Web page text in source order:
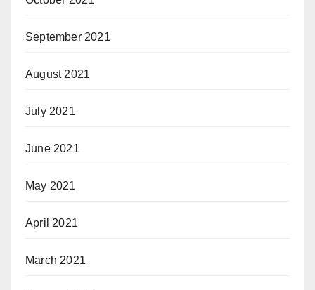
September 2021
August 2021
July 2021
June 2021
May 2021
April 2021
March 2021